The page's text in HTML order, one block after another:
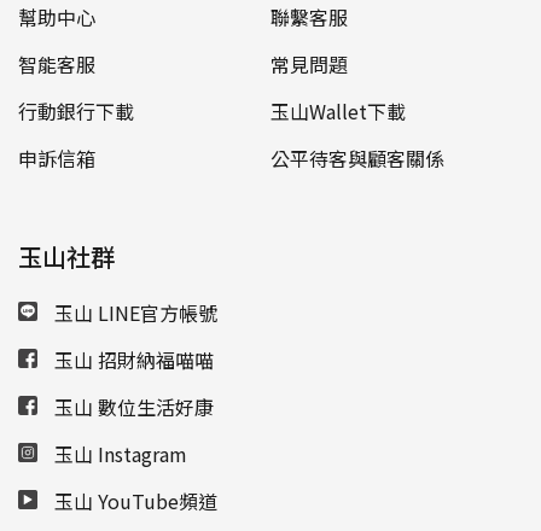
幫助中心
聯繫客服
智能客服
常見問題
行動銀行下載
玉山Wallet下載
申訴信箱
公平待客與顧客關係
玉山社群
玉山 LINE官方帳號
玉山 招財納福喵喵
玉山 數位生活好康
玉山 Instagram
玉山 YouTube頻道